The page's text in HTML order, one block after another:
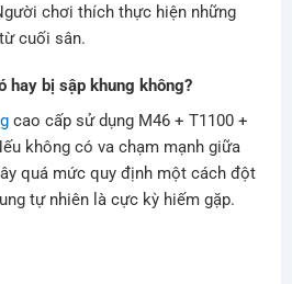
chơi thích thực hiện những
cuối sân.
bị sập khung không?
cao cấp sử dụng M46 + T1100 +
không có va chạm mạnh giữa
quá mức quy định một cách đột
tự nhiên là cực kỳ hiếm gặp.